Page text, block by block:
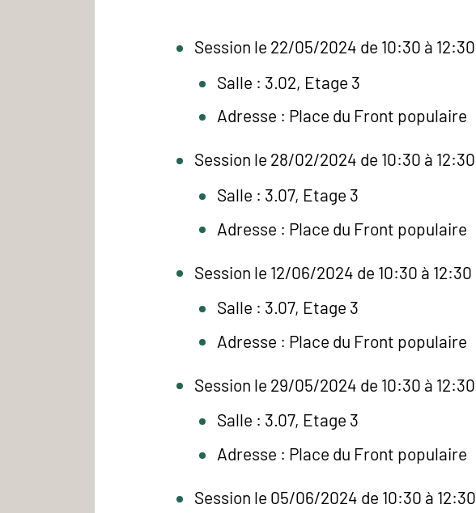
Session le 22/05/2024 de 10:30 à 12:30
Salle : 3.02, Etage 3
Adresse : Place du Front populaire
Session le 28/02/2024 de 10:30 à 12:30
Salle : 3.07, Etage 3
Adresse : Place du Front populaire
Session le 12/06/2024 de 10:30 à 12:30
Salle : 3.07, Etage 3
Adresse : Place du Front populaire
Session le 29/05/2024 de 10:30 à 12:30
Salle : 3.07, Etage 3
Adresse : Place du Front populaire
Session le 05/06/2024 de 10:30 à 12:30